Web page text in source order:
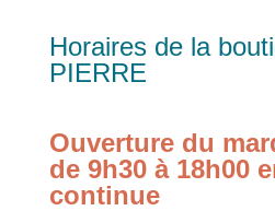
Horaires de la
PIERRE
Ouverture du
de 9h30 à 18h00
continue